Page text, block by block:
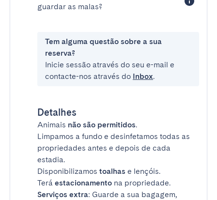
guardar as malas?
Tem alguma questão sobre a sua
reserva?
Inicie sessão através do seu e-mail e
contacte-nos através do Inbox.
Detalhes
Animais não são permitidos.
Limpamos a fundo e desinfetamos todas as
propriedades antes e depois de cada
estadia.
Disponibilizamos toalhas e lençóis.
Terá estacionamento na propriedade.
Serviços extra: Guarde a sua bagagem,